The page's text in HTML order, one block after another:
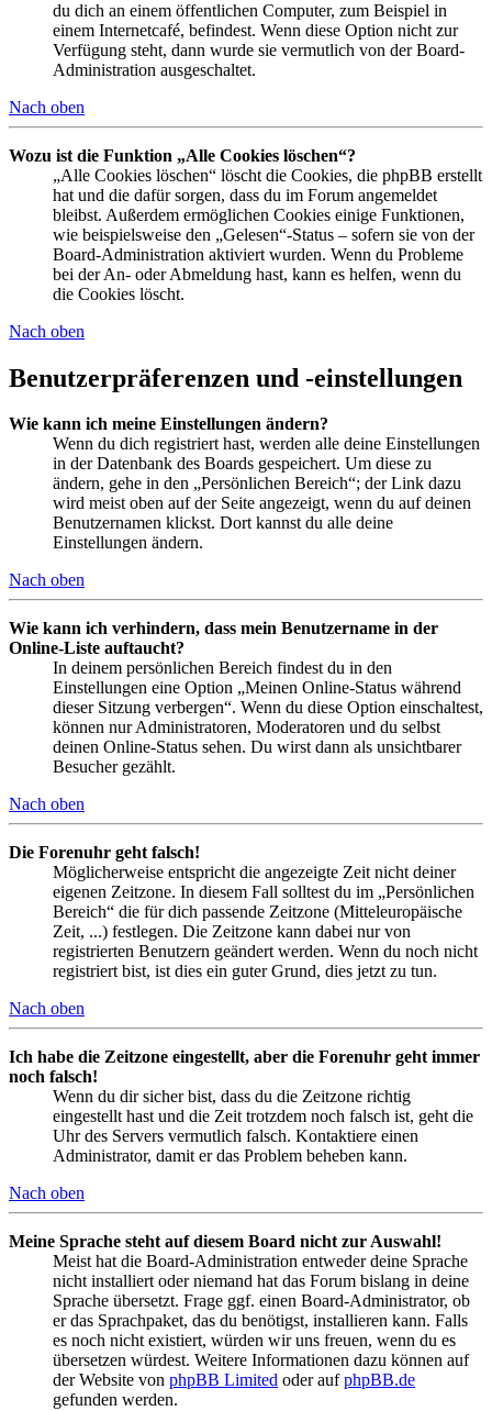
du dich an einem öffentlichen Computer, zum Beispiel in
einem Internetcafé, befindest. Wenn diese Option nicht zur
Verfügung steht, dann wurde sie vermutlich von der Board-
Administration ausgeschaltet.
Nach oben
Wozu ist die Funktion „Alle Cookies löschen“?
„Alle Cookies löschen“ löscht die Cookies, die phpBB erstellt
hat und die dafür sorgen, dass du im Forum angemeldet
bleibst. Außerdem ermöglichen Cookies einige Funktionen,
wie beispielsweise den „Gelesen“-Status – sofern sie von der
Board-Administration aktiviert wurden. Wenn du Probleme
bei der An- oder Abmeldung hast, kann es helfen, wenn du
die Cookies löscht.
Nach oben
Benutzerpräferenzen und -einstellungen
Wie kann ich meine Einstellungen ändern?
Wenn du dich registriert hast, werden alle deine Einstellungen
in der Datenbank des Boards gespeichert. Um diese zu
ändern, gehe in den „Persönlichen Bereich“; der Link dazu
wird meist oben auf der Seite angezeigt, wenn du auf deinen
Benutzernamen klickst. Dort kannst du alle deine
Einstellungen ändern.
Nach oben
Wie kann ich verhindern, dass mein Benutzername in der
Online-Liste auftaucht?
In deinem persönlichen Bereich findest du in den
Einstellungen eine Option „Meinen Online-Status während
dieser Sitzung verbergen“. Wenn du diese Option einschaltest,
können nur Administratoren, Moderatoren und du selbst
deinen Online-Status sehen. Du wirst dann als unsichtbarer
Besucher gezählt.
Nach oben
Die Forenuhr geht falsch!
Möglicherweise entspricht die angezeigte Zeit nicht deiner
eigenen Zeitzone. In diesem Fall solltest du im „Persönlichen
Bereich“ die für dich passende Zeitzone (Mitteleuropäische
Zeit, ...) festlegen. Die Zeitzone kann dabei nur von
registrierten Benutzern geändert werden. Wenn du noch nicht
registriert bist, ist dies ein guter Grund, dies jetzt zu tun.
Nach oben
Ich habe die Zeitzone eingestellt, aber die Forenuhr geht immer
noch falsch!
Wenn du dir sicher bist, dass du die Zeitzone richtig
eingestellt hast und die Zeit trotzdem noch falsch ist, geht die
Uhr des Servers vermutlich falsch. Kontaktiere einen
Administrator, damit er das Problem beheben kann.
Nach oben
Meine Sprache steht auf diesem Board nicht zur Auswahl!
Meist hat die Board-Administration entweder deine Sprache
nicht installiert oder niemand hat das Forum bislang in deine
Sprache übersetzt. Frage ggf. einen Board-Administrator, ob
er das Sprachpaket, das du benötigst, installieren kann. Falls
es noch nicht existiert, würden wir uns freuen, wenn du es
übersetzen würdest. Weitere Informationen dazu können auf
der Website von phpBB Limited oder aufphpBB.de
gefunden werden.